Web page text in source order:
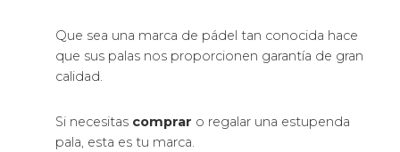
Que sea una marca de pádel tan conocida hace
que sus palas nos proporcionen garantía de gran
calidad.
Si necesitas comprar o regalar una estupenda
pala, esta es tu marca.